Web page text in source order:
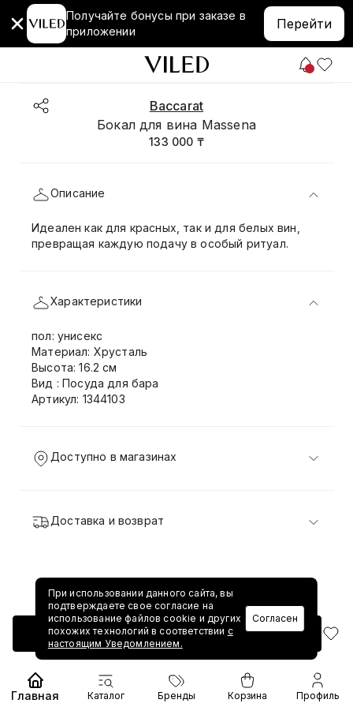
Получайте бонусы при заказе в
приложении
Перейти
Baccarat
Бокал для вина Massena
133 000 ₸
Добавить в корзину
Описание
Идеален как для красных, так и для белых вин,
превращая каждую подачу в особый ритуал.
Характеристики
пол: унисекс
Материал: Хрусталь
Высота: 16.2 см
Вид : Посуда для бара
Артикул: 1344103
Доступно в магазинах
Доставка и возврат
При использовании данного сайта, вы
подтверждаете свое согласие на
использование файлов cookie и других
похожих технологий в соответствии с
настоящим Уведомлением.
Согласен
Главная Каталог Бренды Корзина Профиль